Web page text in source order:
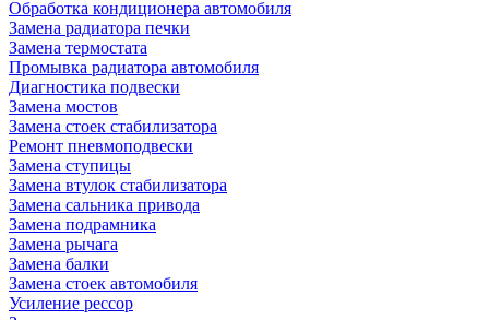
Обработка кондиционера автомобиля
Замена радиатора печки
Замена термостата
Промывка радиатора автомобиля
Диагностика подвески
Замена мостов
Замена стоек стабилизатора
Ремонт пневмоподвески
Замена ступицы
Замена втулок стабилизатора
Замена сальника привода
Замена подрамника
Замена рычага
Замена балки
Замена стоек автомобиля
Усиление рессор